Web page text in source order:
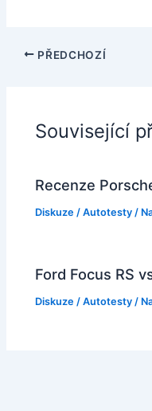
PŘEDCHOZÍ
Související
Recenze
Diskuze /Autotesty /
Ford Focus RS
Diskuze /Autotesty /